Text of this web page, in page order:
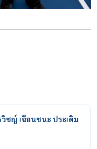
ชญ์ เฉือนชนะ ประเดิม